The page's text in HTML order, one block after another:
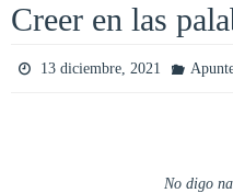
Creer en las
13 diciembre, 2021
No digo